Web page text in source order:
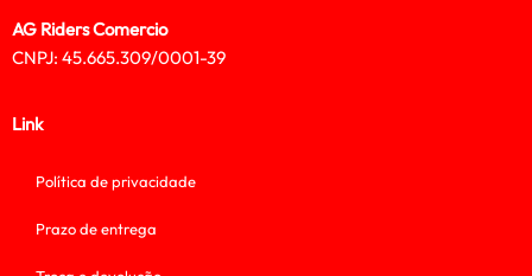
AG Riders Comercio
CNPJ: 45.665.309/0001-39
Link
Política de privacidade
Prazo de entrega